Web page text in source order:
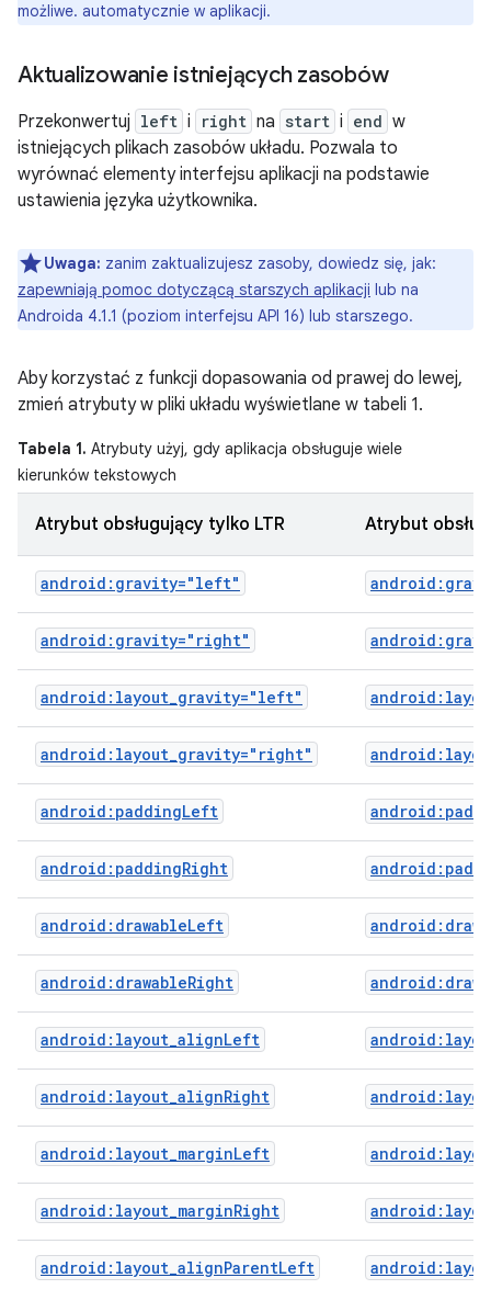
możliwe. automatycznie w aplikacji.
Aktualizowanie istniejących zasobów
Przekonwertuj left i right na start i end w
istniejących plikach zasobów układu. Pozwala to
wyrównać elementy interfejsu aplikacji na podstawie
ustawienia języka użytkownika.
Uwaga: zanim zaktualizujesz zasoby, dowiedz się, jak:
zapewniają pomoc dotyczącą starszych aplikacji lub na
Androida 4.1.1 (poziom interfejsu API 16) lub starszego.
Aby korzystać z funkcji dopasowania od prawej do lewej,
zmień atrybuty w pliki układu wyświetlane w tabeli 1.
Tabela 1. Atrybuty użyj, gdy aplikacja obsługuje wiele
kierunków tekstowych
Atrybut obsługujący tylko LTR Atrybut
android:gravity="left"
android:gravity="right"
android:layout_gravity="left"
android:layout_gravity="right"
android:paddingLeft
android:paddingRight
android:drawableLeft
android:drawableRight
android:layout_alignLeft
android:layout_alignRight
android:layout_marginLeft
android:layout_marginRight
android:layout_alignParentLeft